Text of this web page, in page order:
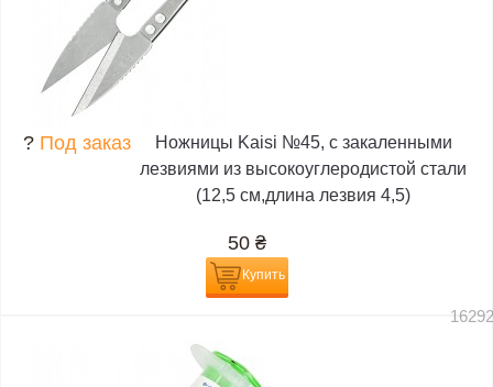
? Под заказ
Ножницы Kaisi №45, с закаленными
лезвиями из высокоуглеродистой стали
(12,5 см,длина лезвия 4,5)
50 ₴
Купить